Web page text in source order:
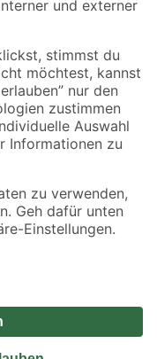
Angebote sind unter
Verfügbarkeiten beziehen
mit Speditionsversand, hier
widerrufen